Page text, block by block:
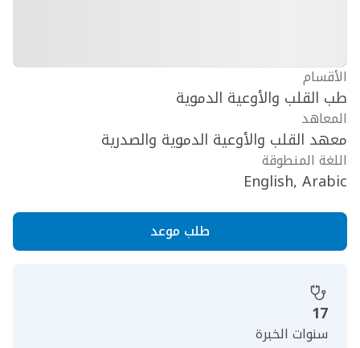
الأقسام
طب القلب والأوعية الدموية
المعاهد
معهد القلب والأوعية الدموية والصدرية
اللغة المنطوقة
English, Arabic
طلب موعد
17
سنوات الخبرة